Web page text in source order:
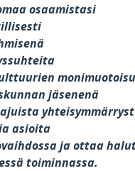
osaamistasi
jäsenenä
asioita
ja ottaa
toiminnassa.